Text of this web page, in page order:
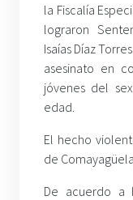
la Fiscalía
lograron
Isaías Díaz
asesinato en
jóvenes del
edad.
El hecho
de
De acuerdo a